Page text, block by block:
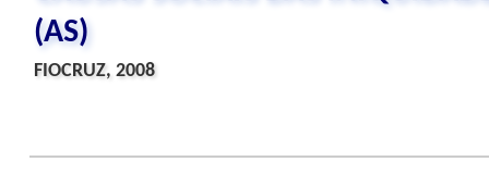
(AS)
FIOCRUZ, 2008